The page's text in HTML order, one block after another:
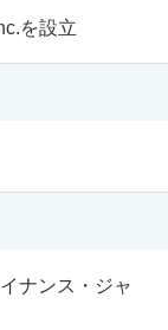
を設立
ナンス・ジャ